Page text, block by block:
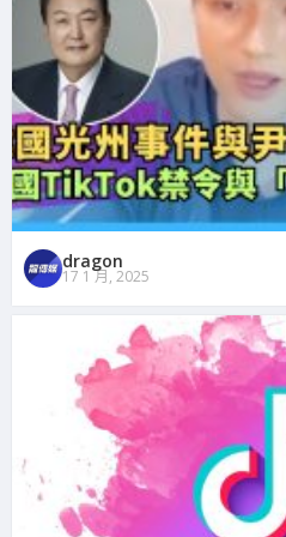
dragon
17 1 月, 2025